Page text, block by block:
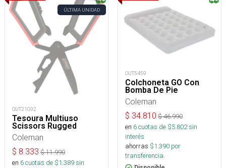
ÚLTIMA UNIDAD
OUT21092
Tesoura Multiuso
Scissors Rugged
Coleman
$ 8.333 $11.990
en 6cuotas de $1.389sin
OUT5459
Colchoneta GO Con
Bomba De Pie
Coleman
$ 34.810 $46.990
en 6cuotas de $5.802sin
interés
ahorras $1.390 por
transferencia.